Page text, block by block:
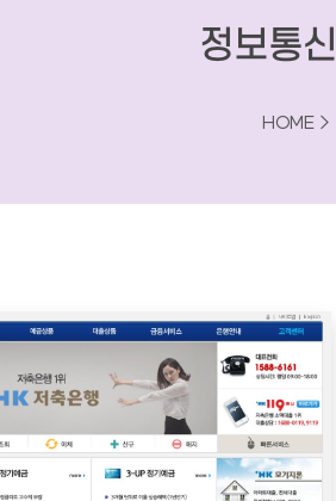
정보통
HOME >